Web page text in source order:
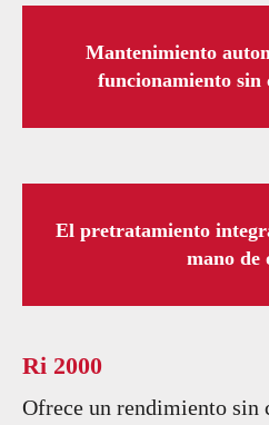
Mantenimiento
funcionamiento sin
El pretratamiento
mano de
Ri 2000
Ofrece un rendimiento sin